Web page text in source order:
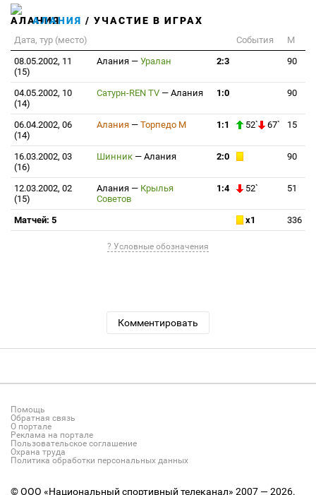
АЛАНИЯ / УЧАСТИЕ В ИГРАХ
Дата, тур (место) События
М
08.05.2002, 11
(15)
Алания — Уралан 2:3 90
04.05.2002, 10
(14)
Сатурн-REN TV — Алания 1:0 90
06.04.2002, 06
(14)
Алания — Торпедо М 1:1 52` 67` 15
16.03.2002, 03
(16)
Шинник — Алания 2:0 90
12.03.2002, 02
(15)
Алания — Крылья
Советов
1:4 52` 51
Матчей: 5 x1 336
? Условные обозначения
Комментировать
Помощь
Обратная связь
О портале
Реклама на портале
Пользовательское соглашение
Охрана труда
Политика обработки персональных данных
© ООО «Национальный спортивный телеканал» 2007 — 2026.